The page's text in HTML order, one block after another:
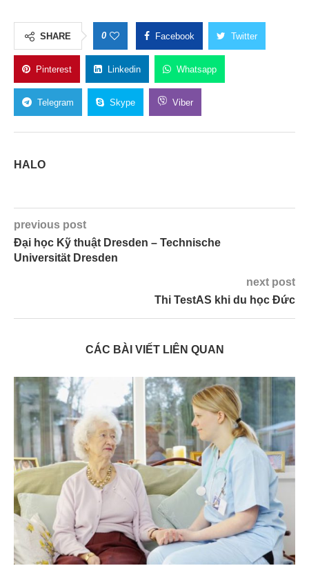
SHARE 0 Facebook Twitter
Pinterest Linkedin Whatsapp
Telegram Skype Viber
HALO
previous post
Đại học Kỹ thuật Dresden – Technische
Universität Dresden
next post
Thi TestAS khi du học Đức
CÁC BÀI VIẾT LIÊN QUAN